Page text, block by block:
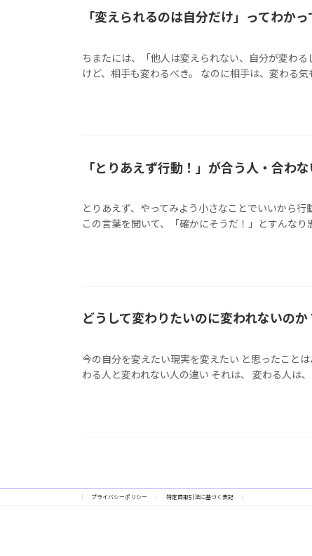
「変えられるのは自分だけ」ってわか
ちまたには、「他人は変えられない、自分が変わ
けど、相手も変わるべき。 なのに相手は、変わる
「とりあえず行動！」が合う人・合わ
とりあえず、やってみよう小さなことでいいから
この言葉を聞いて、「確かにそうだ！」とすんなり
どうして変わりたいのに変われないのか
今の自分を変えたい現実を変えたい と思ったこと
わる人と変われない人の違い それは、 変わる人は
プライバシーポリシー 特定商取引法に基づく表記